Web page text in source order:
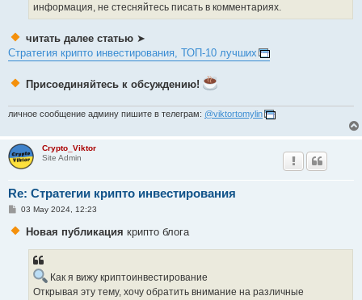
информация, не стесняйтесь писать в комментариях.
читать далее статью ➤
Стратегия крипто инвестирования, ТОП-10 лучших
Присоединяйтесь к обсуждению!
личное сообщение админу пишите в телеграм: @viktortomylin
Crypto_Viktor
Site Admin
Re: Стратегии крипто инвестирования
P
s
03 May 2024, 12:23
Новая публикация крипто блога
Как я вижу криптоинвестирование
Открывая эту тему, хочу обратить внимание на различные